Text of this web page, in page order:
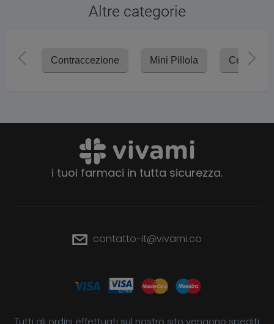
Altre categorie
Contraccezione Mini Pillola Cerotto
i tuoi farmaci in tutta sicurezza.
contatto-it@vivami.co
Tutti gli ordini effettuati sul nostro sito vengono spediti